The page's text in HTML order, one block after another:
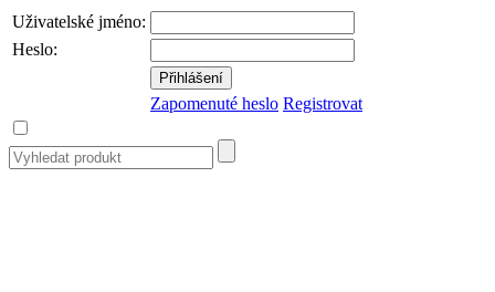
Uživatelské jméno:
Heslo:
Zapomenuté heslo Registrovat